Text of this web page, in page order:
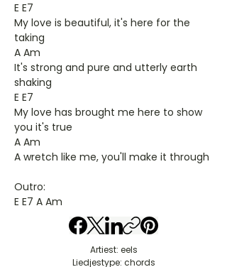
E E7
My love is beautiful, it's here for the
taking
A Am
It's strong and pure and utterly earth
shaking
E E7
My love has brought me here to show
you it's true
A Am
A wretch like me, you'll make it through
Outro:
E E7 A Am
Artiest: eels
Liedjestype: chords